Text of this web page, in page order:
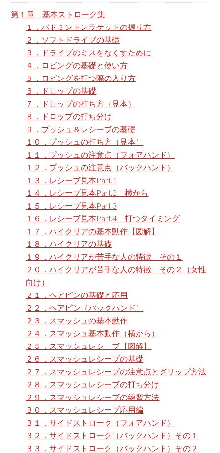
w
e
第１章 基本ストローク集
１．バドミントンラケットの握り方
２．ソフトドライブの基礎
３．ドライブのミスをなくすために
４．ロビングの基礎と使い方
５．ロビングを打つ際の入り方
６．ドロップの基礎
７．ドロップの打ち方（見本）
８．ドロップの打ち分け
９．プッシュ＆レシーブの基礎
１０．プッシュの打ち方（見本）
１１．プッシュの注意点（フォアハンド）
１２．プッシュの注意点（バックハンド）
１３．レシーブ見本Part.1
１４．レシーブ見本Part.2 横から
１５．レシーブ見本Part 3
１６．レシーブ見本Part.4 打つタイミング
１７．ハイクリアの基本動作【図解】
１８．ハイクリアの基礎
１９．ハイクリアが苦手な人の特徴 その１
２０．ハイクリアが苦手な人の特徴 その２（女性
向け）
２１．ヘアピンの基礎と応用
２２．ヘアピン（バックハンド）
２３．スマッシュの基本動作
２４．スマッシュ基本動作（横から）
２５．スマッシュレシーブ【図解】
２６．スマッシュレシーブの基礎
２７．スマッシュレシーブの注意点とグリップ方法
２８．スマッシュレシーブの打ち分け
２９．スマッシュレシーブの練習方法
３０．スマッシュレシーブ応用編
３１．サイドストローク（フォアハンド）
３２．サイドストローク（バックハンド）その１
３３．サイドストローク（バックハンド）その２